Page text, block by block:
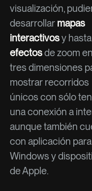
visualización,
desarrollar mapas
interactivosy hasta
efectosde zoom en
tres dimensiones
mostrar recorridos
únicos con sólo
una conexión a
aunque también
con aplicación para
Windows y
de Apple.